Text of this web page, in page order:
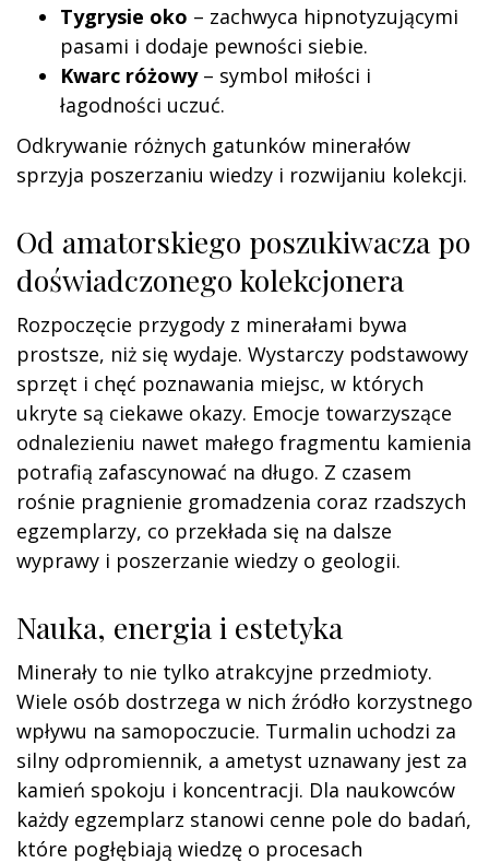
Tygrysie oko – zachwyca hipnotyzującymi
pasami i dodaje pewności siebie.
Kwarc różowy– symbol miłości i
łagodności uczuć.
Odkrywanie różnych gatunków minerałów
sprzyja poszerzaniu wiedzy i rozwijaniu kolekcji.
Od amatorskiego poszukiwacza po
doświadczonego kolekcjonera
Rozpoczęcie przygody z minerałami bywa
prostsze, niż się wydaje. Wystarczy podstawowy
sprzęt i chęć poznawania miejsc, w których
ukryte są ciekawe okazy. Emocje towarzyszące
odnalezieniu nawet małego fragmentu kamienia
potrafią zafascynować na długo. Z czasem
rośnie pragnienie gromadzenia coraz rzadszych
egzemplarzy, co przekłada się na dalsze
wyprawy i poszerzanie wiedzy o geologii.
Nauka, energia i estetyka
Minerały to nie tylko atrakcyjne przedmioty.
Wiele osób dostrzega w nich źródło korzystnego
wpływu na samopoczucie. Turmalin uchodzi za
silny odpromiennik, a ametyst uznawany jest za
kamień spokoju i koncentracji. Dla naukowców
każdy egzemplarz stanowi cenne pole do badań,
które pogłębiają wiedzę o procesach